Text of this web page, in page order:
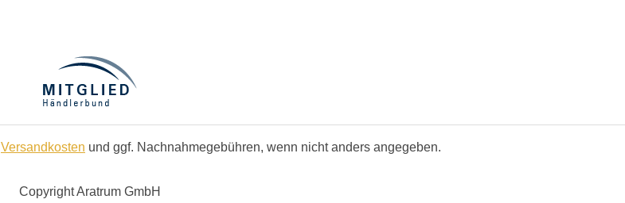
Versandkosten und ggf. Nachnahmegebühren, wenn nicht anders angegeben.
Copyright Aratrum GmbH